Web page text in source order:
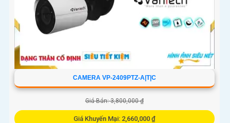
CAMERA VP-2409PTZ-A|T|C
Giá Bán: 3,800,000 ₫
Giá Khuyến Mại: 2,660,000 ₫